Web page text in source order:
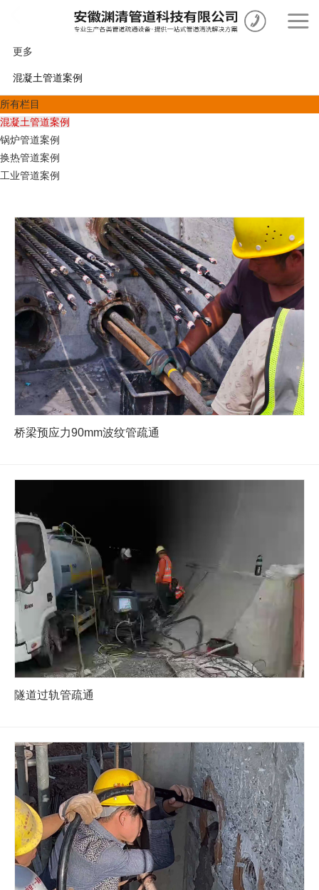
更多
混凝土管道案例
所有栏目
混凝土管道案例
锅炉管道案例
换热管道案例
工业管道案例
桥梁预应力90mm波纹管疏通
隧道过轨管疏通